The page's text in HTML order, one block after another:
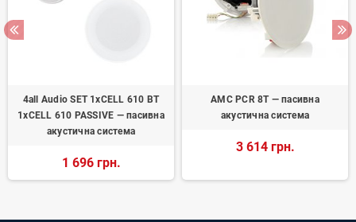
4all Audio SET 1xCELL 610 BT
1xCELL 610 PASSIVE — пасивна
акустична система
1 696 грн.
AMC PCR 8T — пасивна
акустична система
3 614 грн.